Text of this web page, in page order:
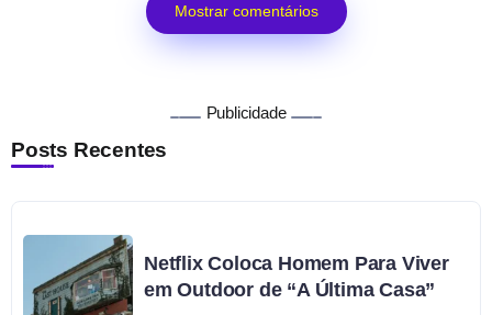
Mostrar comentários
Publicidade
Posts Recentes
Netflix Coloca Homem Para Viver
em Outdoor de “A Última Casa”